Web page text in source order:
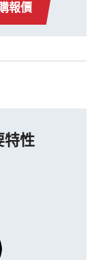
報價
特性